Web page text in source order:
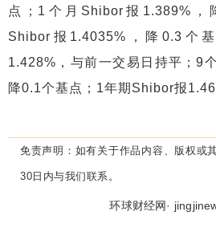
点；1个月Shibor报1.389%，
Shibor报1.4035%，降0.3个
1.428%，与前一交易日持平；9
降0.1个基点；1年期Shibor报
免责声明： 如有关于作品内容、版权或
30日内与我们联系。
环球财经网·